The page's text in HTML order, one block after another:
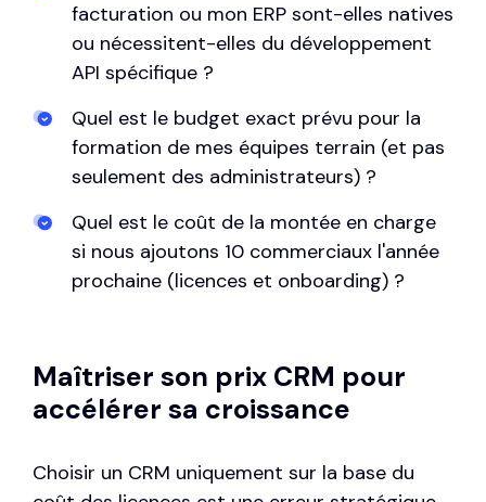
facturation ou mon ERP sont-elles natives
ou nécessitent-elles du développement
API spécifique ?
Quel est le budget exact prévu pour la
formation de mes équipes terrain (et pas
seulement des administrateurs) ?
Quel est le coût de la montée en charge
si nous ajoutons 10 commerciaux l'année
prochaine (licences et onboarding) ?
Maîtriser son prix CRM pour
accélérer sa croissance
Choisir un CRM uniquement sur la base du